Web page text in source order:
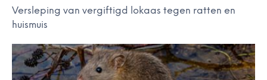
Versleping van vergiftigd lokaas tegen ratten en
huismuis